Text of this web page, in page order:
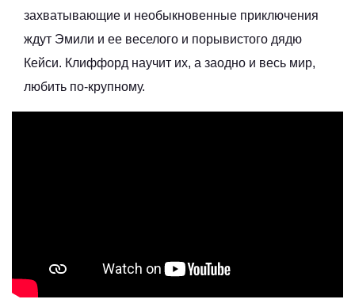
захватывающие и необыкновенные приключения
ждут Эмили и ее веселого и порывистого дядю
Кейси. Клиффорд научит их, а заодно и весь мир,
любить по-крупному.